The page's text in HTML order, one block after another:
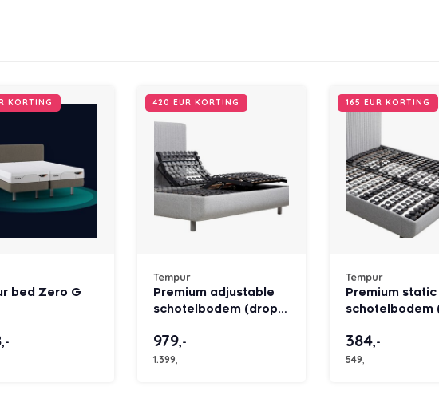
KORTING
bed Zero G
,-
420 EUR KORTING
Tempur
Premium adjustable
schotelbodem (drop-
979,-
1.399,-
165 EUR KORTING
Tempur
Premium static
schotelbodem
384,-
549,-